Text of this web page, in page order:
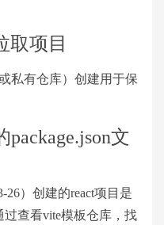
取项目
私有仓库）创建用于保
package.json文
26）创建的react项目是
过查看vite模板仓库，找